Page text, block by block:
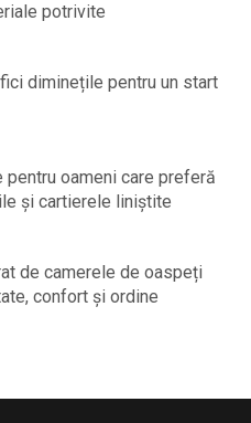
potrivite
diminețile pentru un start
pentru oameni care preferă
și cartierele liniștite
de camerele de oaspeți
confort și ordine